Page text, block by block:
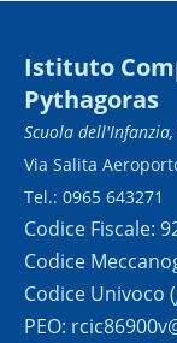
Istituto
Pythagoras
Scuola
Via Salita
Tel.: 0965 643271
Codice Fiscale:
Codice
Codice Univoco (
PEO: